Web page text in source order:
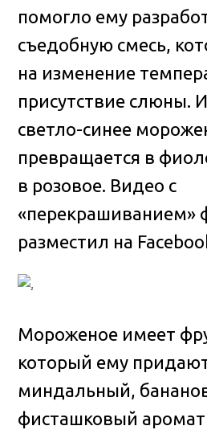
помогло ему
съедобную смесь,
на изменение
присутствие слюны.
светло-синее
превращается в
в розовое. Видео с
«перекрашиванием»
разместил на
Мороженое имеет
который ему
миндальный,
фисташковый